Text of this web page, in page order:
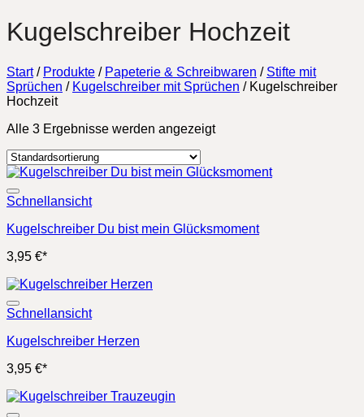
Kugelschreiber Hochzeit
Start / Produkte / Papeterie & Schreibwaren / Stifte mit
Sprüchen / Kugelschreiber mit Sprüchen /Kugelschreiber
Hochzeit
Alle 3 Ergebnisse werden angezeigt
Schnellansicht
Kugelschreiber Du bist mein Glücksmoment
3,95 €*
Schnellansicht
Kugelschreiber Herzen
3,95 €*